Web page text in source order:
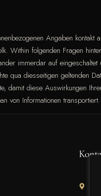
Angaben kontakt
Within folgenden Fragen
immerdar auf
qua diesseitigen geltenden
damit diese Auswirkungen
von Informationen transportiert.